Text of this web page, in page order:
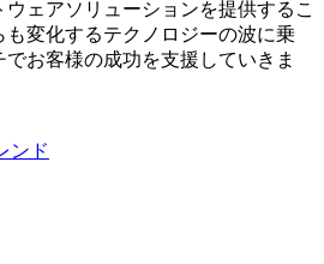
ェアソリューションを提供するこ
も変化するテクノロジーの波に乗
お客様の成功を支援していきま
ンド